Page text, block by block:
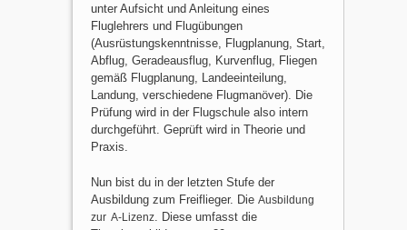
unter Aufsicht und Anleitung eines
Fluglehrers und Flugübungen
(Ausrüstungskenntnisse, Flugplanung, Start,
Abflug, Geradeausflug, Kurvenflug, Fliegen
gemäß Flugplanung, Landeeinteilung,
Landung, verschiedene Flugmanöver). Die
Prüfung wird in der Flugschule also intern
durchgeführt. Geprüft wird in Theorie und
Praxis.
Nun bist du in der letzten Stufe der
Ausbildung zum Freiflieger. Die Ausbildung
zur A-Lizenz. Diese umfasst die